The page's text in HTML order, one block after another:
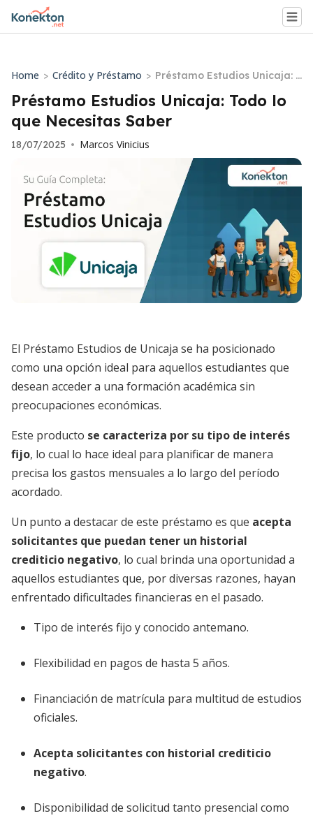
Home > Crédito y Préstamo > Préstamo Estudios Unicaja: T
odo lo que Necesitas Saber
Préstamo Estudios Unicaja: Todo lo
que Necesitas Saber
18/07/2025 • Marcos Vinicius
El Préstamo Estudios de Unicaja se ha posicionado
como una opción ideal para aquellos estudiantes que
desean acceder a una formación académica sin
preocupaciones económicas.
Este producto se caracteriza por su tipo de interés
fijo, lo cual lo hace ideal para planificar de manera
precisa los gastos mensuales a lo largo del período
acordado.
Un punto a destacar de este préstamo es que acepta
solicitantes que puedan tener un historial
crediticio negativo, lo cual brinda una oportunidad a
aquellos estudiantes que, por diversas razones, hayan
enfrentado dificultades financieras en el pasado.
Tipo de interés fijo y conocido antemano.
Flexibilidad en pagos de hasta 5 años.
Financiación de matrícula para multitud de estudios
oficiales.
Acepta solicitantes con historial crediticio
negativo.
Disponibilidad de solicitud tanto presencial como